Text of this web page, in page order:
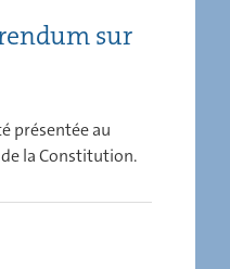
sur
présentée au
la Constitution.